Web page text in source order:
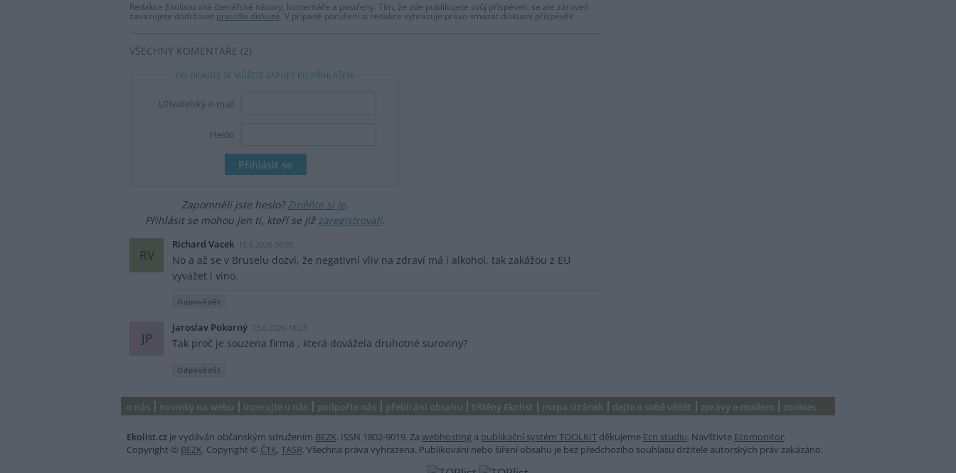
Redakce Ekolistu vítá čtenářské názory, komentáře a postřehy. Tím, že zde publikujete svůj příspěvek, se ale zároveň
zavazujete dodržovat pravidla diskuse. V případě porušení si redakce vyhrazuje právo smazat diskusní příspěvěk
VŠECHNY KOMENTÁŘE (2)
DO DISKUZE SE MŮŽETE ZAPOJIT PO PŘIHLÁŠENÍ
Uživatelský e-mail
Heslo
Zapomněli jste heslo?Změňte si je.
Přihlásit se mohou jen ti, kteří se již zaregistrovali.
RV
Richard Vacek 15.6.2026 06:05
No a až se v Bruselu dozví, že negativní vliv na zdraví má i alkohol, tak zakážou z EU
vyvážet i víno.
Odpovědět
JP
Jaroslav Pokorný 15.6.2026 18:23
Tak proč je souzena firma , která dovážela druhotné suroviny?
Odpovědět
o nás novinky na webu inzerujte u nás podpořte nás přebírání obsahu tištěný Ekolist mapa stránek dejte o sobě vědět zprávy e-mailem cookies
Ekolist.cz je vydáván občanským sdružením BEZK. ISSN 1802-9019. Za webhosting a publikační systém TOOLKIT děkujeme Ecn studiu. Navštivte Ecomonitor.
Copyright © BEZK. Copyright © ČTK, TASR. Všechna práva vyhrazena. Publikování nebo šíření obsahu je bez předchozího souhlasu držitele autorských práv zakázáno.